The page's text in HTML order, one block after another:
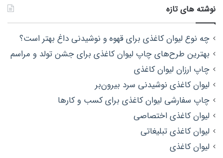
نوشته های تازه
چه نوع لیوان کاغذی برای قهوه و نوشیدنی داغ بهتر است؟
بهترین طرح‌های چاپ لیوان کاغذی برای جشن تولد و مراسم
چاپ ارزان لیوان کاغذی
لیوان کاغذی نوشیدنی سرد بیرون‌بر
چاپ سفارشی لیوان کاغذی برای کسب و کارها
لیوان کاغذی اختصاصی
لیوان کاغذی تبلیغاتی
لیوان کاغذی